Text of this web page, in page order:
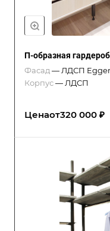
П-образная
Фасад — ЛДСП Egger
Корпус— ЛДСП
Ценаот320 000 ₽